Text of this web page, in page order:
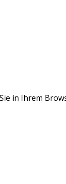
in Ihrem